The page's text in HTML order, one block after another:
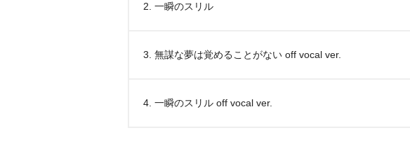
2. 一瞬のスリル
3. 無謀な夢は覚めることがない off vocal ver.
4. 一瞬のスリル off vocal ver.